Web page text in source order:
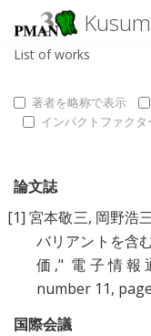
List of works
著者を略称で表示
インパクトファク
論文誌
[1] 宮本敬三, 岡野浩
バリアントを含
価 ," 電子情報
number 11,
国際会議